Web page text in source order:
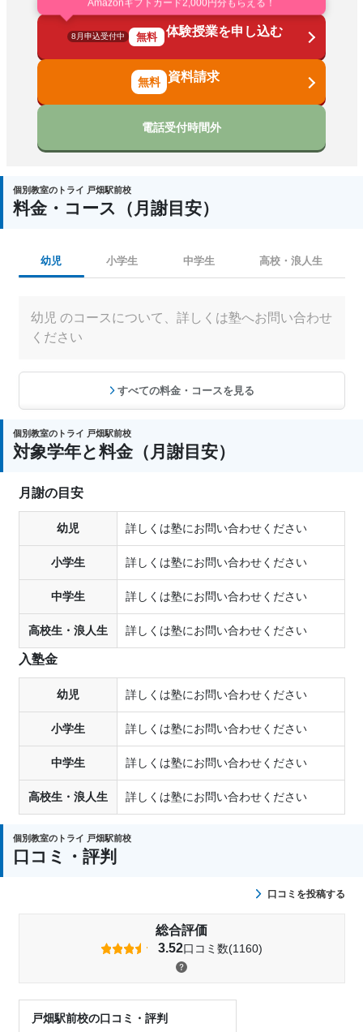
Amazonギフトカード2,000円分もらえる！
8月申込受付中 無料 体験授業を申し込む
資料請求
電話受付時間外
個別教室のトライ 戸畑駅前校
料金・コース（月謝目安）
幼児 小学生 中学生 高校・浪人生
幼児 のコースについて、詳しくは塾へお問い合わせ
ください
すべての料金・コースを見る
個別教室のトライ 戸畑駅前校
対象学年と料金（月謝目安）
月謝の目安
幼児 詳しくは塾にお問い合わせください
小学生 詳しくは塾にお問い合わせください
中学生 詳しくは塾にお問い合わせください
高校生・浪人生 詳しくは塾にお問い合わせください
入塾金
幼児 詳しくは塾にお問い合わせください
小学生 詳しくは塾にお問い合わせください
中学生 詳しくは塾にお問い合わせください
高校生・浪人生 詳しくは塾にお問い合わせください
個別教室のトライ 戸畑駅前校
口コミ・評判
口コミを投稿する
総合評価
3.52口コミ数(1160)
戸畑駅前校の口コミ・評判